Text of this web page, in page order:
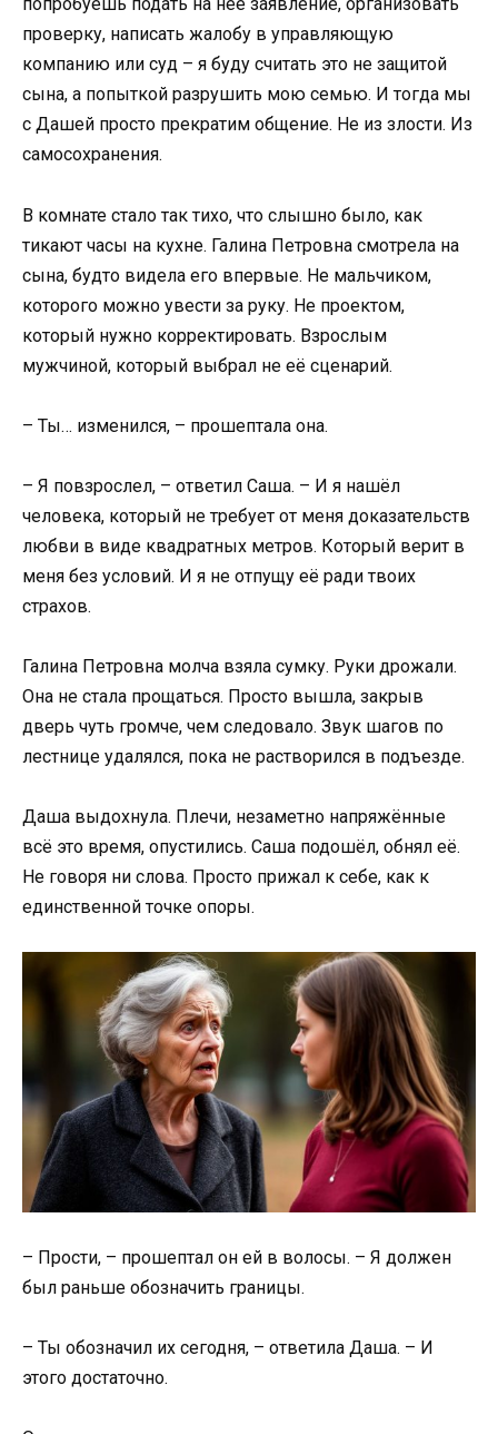
попробуешь подать на неё заявление, организовать
проверку, написать жалобу в управляющую
компанию или суд – я буду считать это не защитой
сына, а попыткой разрушить мою семью. И тогда мы
с Дашей просто прекратим общение. Не из злости. Из
самосохранения.
В комнате стало так тихо, что слышно было, как
тикают часы на кухне. Галина Петровна смотрела на
сына, будто видела его впервые. Не мальчиком,
которого можно увести за руку. Не проектом,
который нужно корректировать. Взрослым
мужчиной, который выбрал не её сценарий.
– Ты… изменился, – прошептала она.
– Я повзрослел, – ответил Саша. – И я нашёл
человека, который не требует от меня доказательств
любви в виде квадратных метров. Который верит в
меня без условий. И я не отпущу её ради твоих
страхов.
Галина Петровна молча взяла сумку. Руки дрожали.
Она не стала прощаться. Просто вышла, закрыв
дверь чуть громче, чем следовало. Звук шагов по
лестнице удалялся, пока не растворился в подъезде.
Даша выдохнула. Плечи, незаметно напряжённые
всё это время, опустились. Саша подошёл, обнял её.
Не говоря ни слова. Просто прижал к себе, как к
единственной точке опоры.
– Прости, – прошептал он ей в волосы. – Я должен
был раньше обозначить границы.
– Ты обозначил их сегодня, – ответила Даша. – И
этого достаточно.